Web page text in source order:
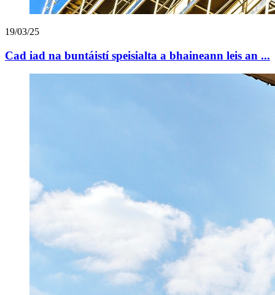
19/03/25
Cad iad na buntáistí speisialta a bhaineann leis an ...